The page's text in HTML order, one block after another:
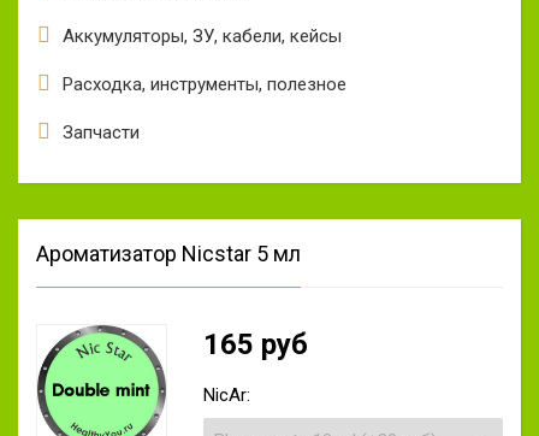
Аккумуляторы, ЗУ, кабели, кейсы
Расходка, инструменты, полезное
Запчасти
Ароматизатор Nicstar 5 мл
165 руб
NicAr: